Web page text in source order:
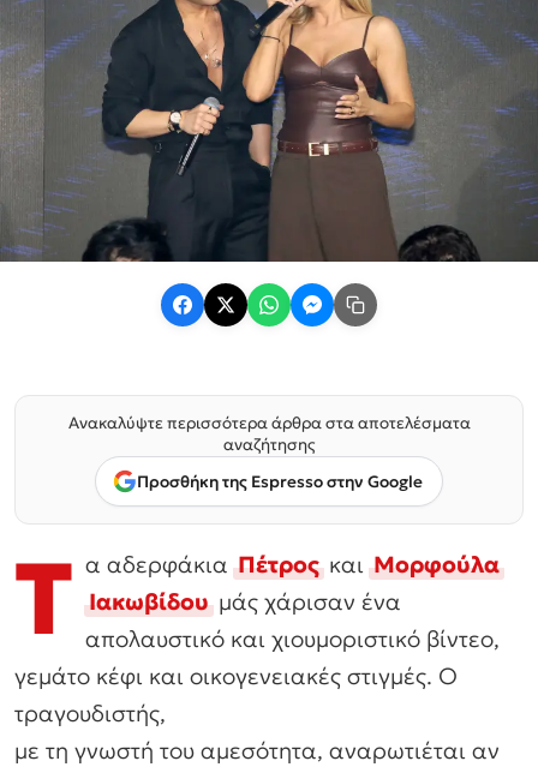
Ανακαλύψτε περισσότερα άρθρα στα αποτελέσματα
αναζήτησης
Προσθήκη της Espresso στην Google
Τ α αδερφάκιαΠέτροςκαιΜορφούλα
Ιακωβίδουμάς χάρισαν ένα
απολαυστικό και χιουμοριστικό βίντεο,
γεμάτο κέφι και οικογενειακές στιγμές. Ο
τραγουδιστής,
με τη γνωστή του αμεσότητα, αναρωτιέται αν